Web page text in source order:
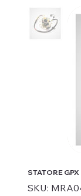
STATORE GPX
SKU: SKU
MRA048